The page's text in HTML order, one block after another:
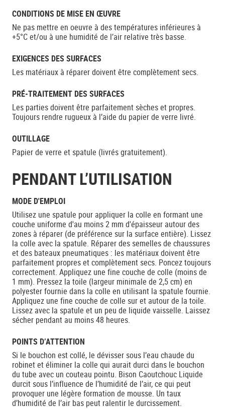
CONDITIONS DE MISE EN ŒUVRE
Ne pas mettre en oeuvre à des températures inférieures à
+5°C et/ou à une humidité de l’air relative très basse.
EXIGENCES DES SURFACES
Les matériaux à réparer doivent être complètement secs.
PRÉ-TRAITEMENT DES SURFACES
Les parties doivent être parfaitement sèches et propres.
Toujours rendre rugueux à l’aide du papier de verre livré.
OUTILLAGE
Papier de verre et spatule (livrés gratuitement).
PENDANT L’UTILISATION
MODE D'EMPLOI
Utilisez une spatule pour appliquer la colle en formant une
couche uniforme d'au moins 2 mm d'épaisseur autour des
zones à réparer (de préférence sur la surface entière). Lissez
la colle avec la spatule. Réparer des semelles de chaussures
et des bateaux pneumatiques : les matériaux doivent être
parfaitement propres et complètement secs. Poncez toujours
correctement. Appliquez une fine couche de colle (moins de
1 mm). Pressez la toile (largeur minimale de 2,5 cm) en
polyester fournie dans la colle en utilisant la spatule fournie.
Appliquez une fine couche de colle sur et autour de la toile.
Lissez avec la spatule et un peu de liquide vaisselle. Laissez
sécher pendant au moins 48 heures.
POINTS D’ATTENTION
Si le bouchon est collé, le dévisser sous l’eau chaude du
robinet et éliminer la colle qui aurait durci dans le bouchon
du tube avec un couteau pointu. Bison Caoutchouc Liquide
durcit sous l’influence de l’humidité de l’air, ce qui peut
provoquer une légère formation de mousse. Un taux
d’humidité de l’air bas peut ralentir le durcissement.